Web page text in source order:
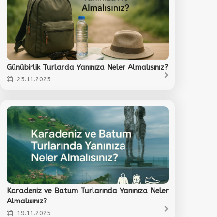
Günübirlik Turlarda Yanınıza Neler Almalısınız?
25.11.2025
Karadeniz ve Batum Turlarında Yanınıza Neler
Almalısınız?
19.11.2025